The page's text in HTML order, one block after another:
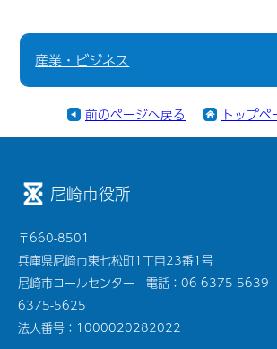
産業・ビジネス
前のページへ戻る トップペ
尼崎市役所
〒660-8501
兵庫県尼崎市東七松町1丁目23番1号
尼崎市コールセンター 電話：06-6375-5639
6375-5625
法人番号：1000020282022